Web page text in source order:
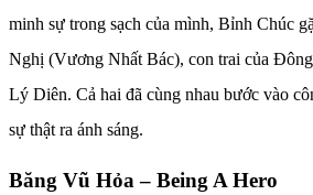
minh sự trong sạch của mình, Bỉnh Chúc
Nghị (Vương Nhất Bác), con trai của
Lý Diên. Cả hai đã cùng nhau bước vào
sự thật ra ánh sáng.
Băng Vũ Hỏa – Being A Hero